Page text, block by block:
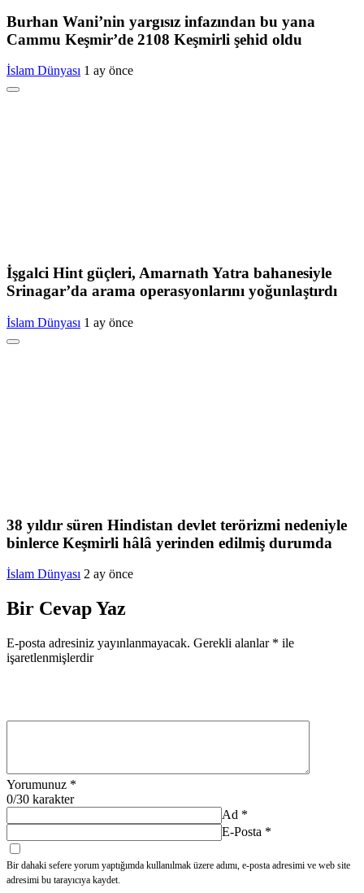
Burhan Wani’nin yargısız infazından bu yana
Cammu Keşmir’de 2108 Keşmirli şehid oldu
İslam Dünyası 1 ay önce
İşgalci Hint güçleri, Amarnath Yatra bahanesiyle
Srinagar’da arama operasyonlarını yoğunlaştırdı
İslam Dünyası 1 ay önce
38 yıldır süren Hindistan devlet terörizmi nedeniyle
binlerce Keşmirli hâlâ yerinden edilmiş durumda
İslam Dünyası 2 ay önce
Bir Cevap Yaz
E-posta adresiniz yayınlanmayacak. Gerekli alanlar * ile
işaretlenmişlerdir
Yorumunuz *
0/30 karakter
Ad *
E-Posta *
Bir dahaki sefere yorum yaptığımda kullanılmak üzere adımı, e-posta adresimi ve web site
adresimi bu tarayıcıya kaydet.